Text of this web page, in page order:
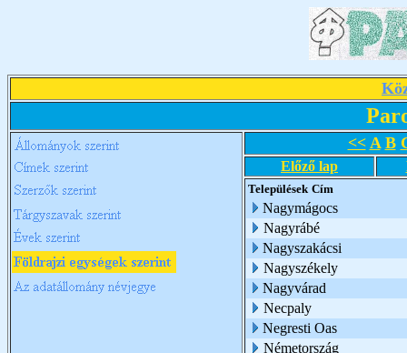
<< A B
Előző lap
Települések Cím
Nagymágocs
Nagyrábé
Nagyszakácsi
Nagyszékely
Nagyvárad
Necpaly
Negresti Oas
Németország